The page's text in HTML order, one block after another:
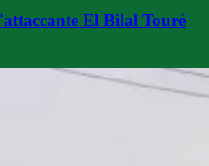
El Bilal Touré